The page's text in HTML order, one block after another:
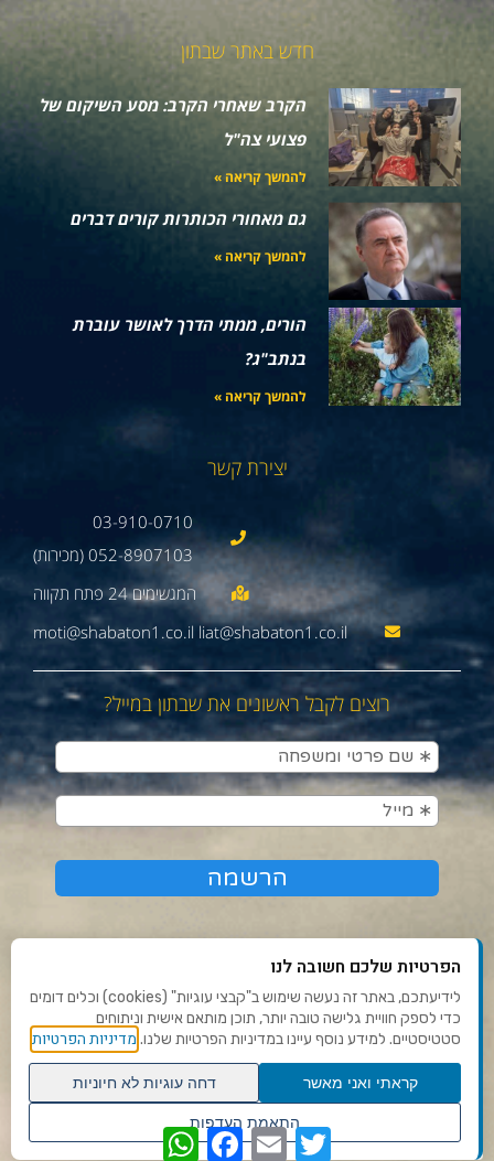
חדש באתר שבתון
הקרב שאחרי הקרב: מסע השיקום של
פצועי צה"ל
להמשך קריאה »
גם מאחורי הכותרות קורים דברים
להמשך קריאה »
הורים, ממתי הדרך לאושר עוברת
בנתב"ג?
להמשך קריאה »
יצירת קשר
03-910-0710
052-8907103 (מכירות)
moti@shabaton1.co.il liat@shabaton1.co.il
רוצים לקבל ראשונים את שבתון במייל?
תנאי שימוש ומדיניות פרטיות
פנו אלינו
הצהרת נגישות
Ⓒ 2020 - כל הזכויות שמורות לשבתון WhatsAppFacebookEmailTwitter לראש
הפרטיות שלכם חשובה לנו
לידיעתכם, באתר זה נעשה שימוש ב"קבצי עוגיות" (cookies) וכלים דומים
כדי לספק חוויית גלישה טובה יותר, תוכן מותאם אישית וניתוחים
סטטיסטיים. למידע נוסף עיינו במדיניות הפרטיות שלנו. מדיניות הפרטיות
קראתי ואני מאשר
דחה עוגיות לא חיוניות
התאמת העדפות
שנו העדפות פרטיות